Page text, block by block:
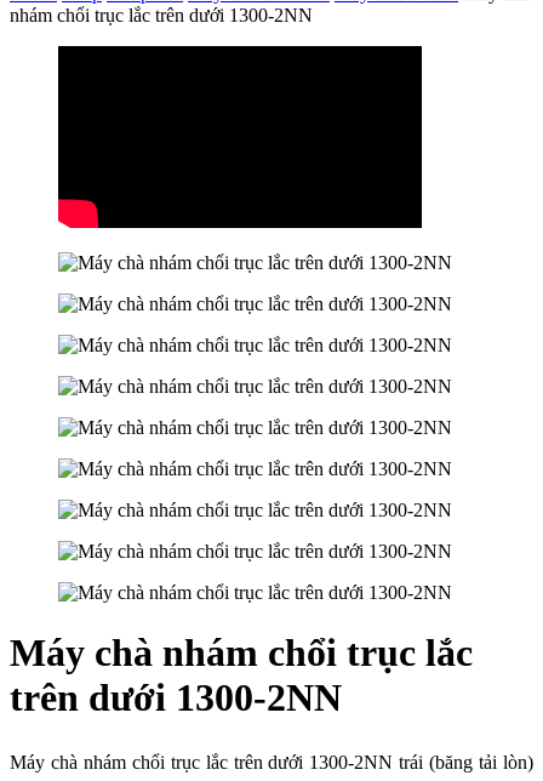
nhám chổi trục lắc trên dưới 1300-2NN
Máy chà nhám chổi trục lắc
trên dưới 1300-2NN
Máy chà nhám chổi trục lắc trên dưới 1300-2NN trái (băng tải lòn)